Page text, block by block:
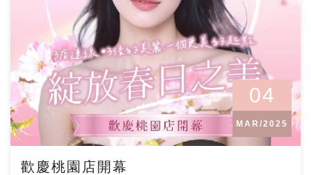
04
MAR/2025
歡慶桃園店開幕